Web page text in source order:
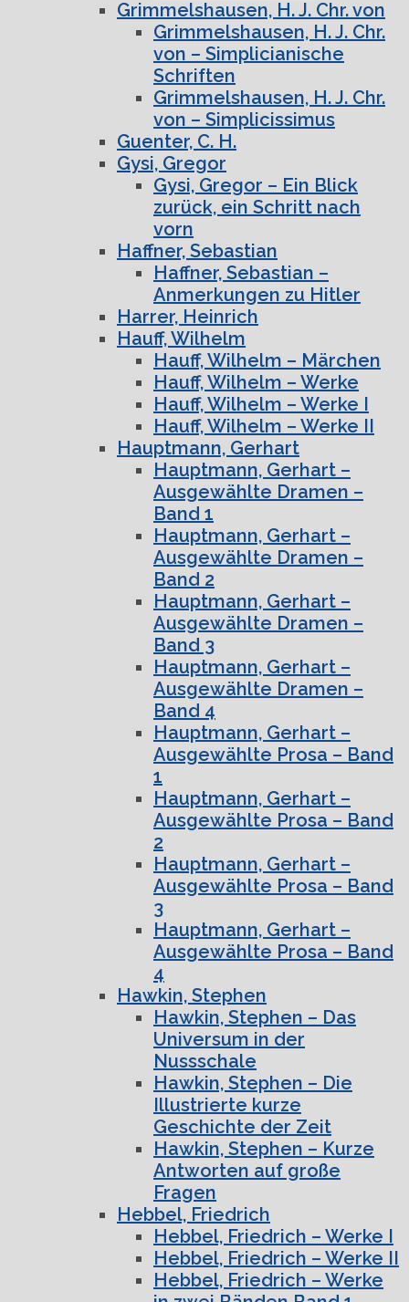
Grimmelshausen, H. J. Chr. von
Grimmelshausen, H. J. Chr.
von – Simplicianische
Schriften
Grimmelshausen, H. J. Chr.
von – Simplicissimus
Guenter, C. H.
Gysi, Gregor
Gysi, Gregor – Ein Blick
zurück, ein Schritt nach
vorn
Haffner, Sebastian
Haffner, Sebastian –
Anmerkungen zu Hitler
Harrer, Heinrich
Hauff, Wilhelm
Hauff, Wilhelm – Märchen
Hauff, Wilhelm – Werke
Hauff, Wilhelm – Werke I
Hauff, Wilhelm – Werke II
Hauptmann, Gerhart
Hauptmann, Gerhart –
Ausgewählte Dramen –
Band 1
Hauptmann, Gerhart –
Ausgewählte Dramen –
Band 2
Hauptmann, Gerhart –
Ausgewählte Dramen –
Band 3
Hauptmann, Gerhart –
Ausgewählte Dramen –
Band 4
Hauptmann, Gerhart –
Ausgewählte Prosa – Band
1
Hauptmann, Gerhart –
Ausgewählte Prosa – Band
2
Hauptmann, Gerhart –
Ausgewählte Prosa – Band
3
Hauptmann, Gerhart –
Ausgewählte Prosa – Band
4
Hawkin, Stephen
Hawkin, Stephen – Das
Universum in der
Nussschale
Hawkin, Stephen – Die
Illustrierte kurze
Geschichte der Zeit
Hawkin, Stephen – Kurze
Antworten auf große
Fragen
Hebbel, Friedrich
Hebbel, Friedrich – Werke I
Hebbel, Friedrich – Werke II
Hebbel, Friedrich – Werke